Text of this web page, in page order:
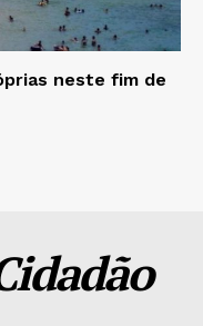
neste fim de